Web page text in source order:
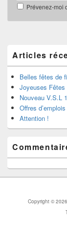
Prévenez-moi
widget
pour
la
barre
latérale
Articles
Belles fêtes de
Joyeuses Fêtes
Nouveau V.S.L
Offres d’emplois
Attention !
Copyright © 2026